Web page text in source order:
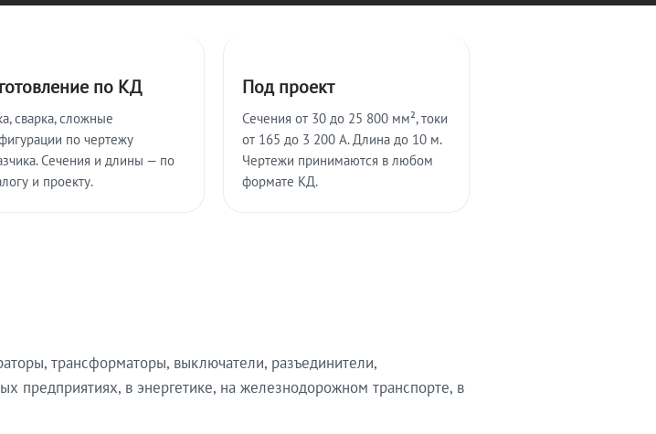
по КД
сварка, сложные
по чертежу
Сечения и длины — по
и проекту.
Под проект
Сечения от 30 до 25 800 мм², токи
от 165 до 3 200 А. Длина до 10 м.
Чертежи принимаются в любом
формате КД.
трансформаторы, выключатели, разъединители,
предприятиях, в энергетике, на железнодорожном транспорте, в